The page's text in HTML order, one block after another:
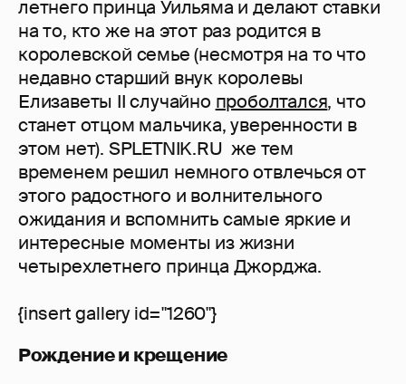
летнего принца Уильяма и делают ставки
на то, кто же на этот раз родится в
королевской семье (несмотря на то что
недавно старший внук королевы
Елизаветы II случайно проболтался, что
станет отцом мальчика, уверенности в
этом нет). SPLETNIK.RU же тем
временем решил немного отвлечься от
этого радостного и волнительного
ожидания и вспомнить самые яркие и
интересные моменты из жизни
четырехлетнего принца Джорджа.
{insert gallery id="1260"}
Рождение и крещение